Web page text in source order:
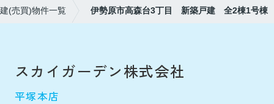
(売買)物件一覧 伊勢原市高森台3丁目 新築戸建 全2棟1号棟
スカイガーデン株式会社
平塚本店